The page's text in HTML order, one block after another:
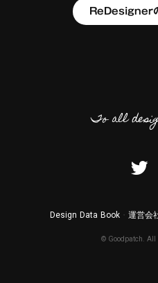
ReDesigner
To all
Design Data Book・ 運営会
© Goodpatch. All